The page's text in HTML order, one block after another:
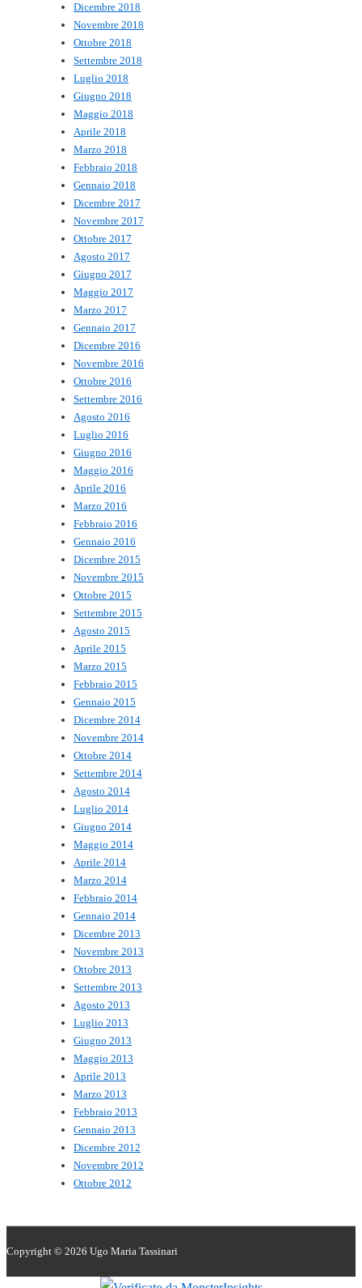
Dicembre 2018
Novembre 2018
Ottobre 2018
Settembre 2018
Luglio 2018
Giugno 2018
Maggio 2018
Aprile 2018
Marzo 2018
Febbraio 2018
Gennaio 2018
Dicembre 2017
Novembre 2017
Ottobre 2017
Agosto 2017
Giugno 2017
Maggio 2017
Marzo 2017
Gennaio 2017
Dicembre 2016
Novembre 2016
Ottobre 2016
Settembre 2016
Agosto 2016
Luglio 2016
Giugno 2016
Maggio 2016
Aprile 2016
Marzo 2016
Febbraio 2016
Gennaio 2016
Dicembre 2015
Novembre 2015
Ottobre 2015
Settembre 2015
Agosto 2015
Aprile 2015
Marzo 2015
Febbraio 2015
Gennaio 2015
Dicembre 2014
Novembre 2014
Ottobre 2014
Settembre 2014
Agosto 2014
Luglio 2014
Giugno 2014
Maggio 2014
Aprile 2014
Marzo 2014
Febbraio 2014
Gennaio 2014
Dicembre 2013
Novembre 2013
Ottobre 2013
Settembre 2013
Agosto 2013
Luglio 2013
Giugno 2013
Maggio 2013
Aprile 2013
Marzo 2013
Febbraio 2013
Gennaio 2013
Dicembre 2012
Novembre 2012
Ottobre 2012
Copyright © 2026 Ugo Maria Tassinari